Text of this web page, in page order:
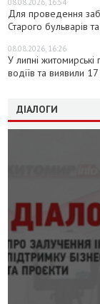
Для проведення
Старого бульварів
08.08.2026, 16:26
У липні житомирські
водіїв та виявили
ДІАЛОГИ